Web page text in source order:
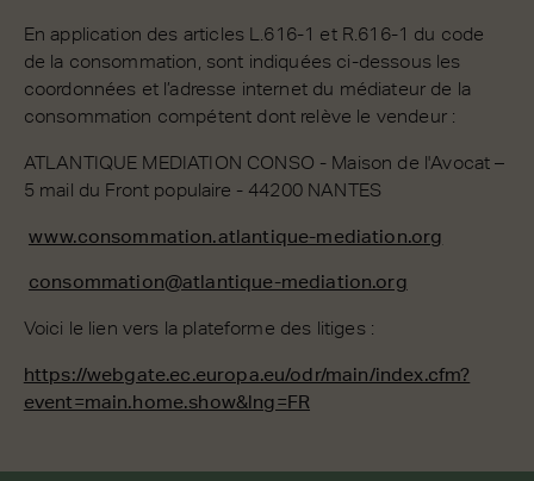
En application des articles L.616-1 et R.616-1 du code
de la consommation, sont indiquées ci-dessous les
coordonnées et l’adresse internet du médiateur de la
consommation compétent dont relève le vendeur :
ATLANTIQUE MEDIATION CONSO - Maison de l'Avocat –
5 mail du Front populaire - 44200 NANTES
www.consommation.atlantique-mediation.org
consommation@atlantique-mediation.org
Voici le lien vers la plateforme des litiges :
https://webgate.ec.europa.eu/odr/main/index.cfm?
event=main.home.show&lng=FR